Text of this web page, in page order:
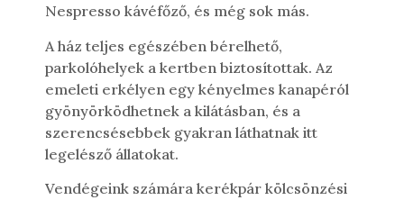
Nespresso kávéfőző, és még sok más.
A ház teljes egészében bérelhető,
parkolóhelyek a kertben biztosítottak. Az
emeleti erkélyen egy kényelmes kanapéról
gyönyörködhetnek a kilátásban, és a
szerencsésebbek gyakran láthatnak itt
legelésző állatokat.
Vendégeink számára kerékpár kölcsönzési